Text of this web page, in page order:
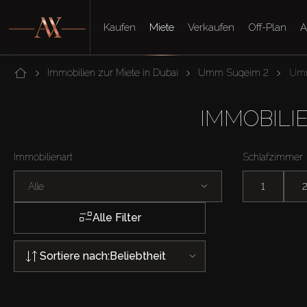
Kaufen Miete Verkaufen Off-Plan
Immobilien zur Miete in Dubai Umm Suqeim 2
Immobilienart
Alle
Schlafzimmer
1 2
Alle Filter
Sortiere nach:Beliebtheit